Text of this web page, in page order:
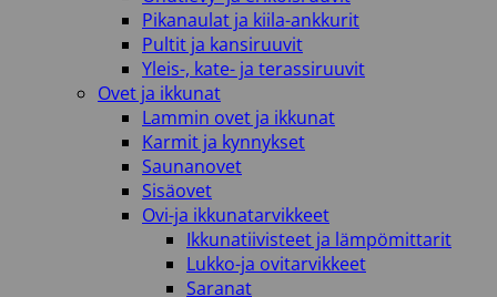
Pikanaulat ja kiila-ankkurit
Pultit ja kansiruuvit
Yleis-, kate- ja terassiruuvit
Ovet ja ikkunat
Lammin ovet ja ikkunat
Karmit ja kynnykset
Saunanovet
Sisäovet
Ovi-ja ikkunatarvikkeet
Ikkunatiivisteet ja lämpömittarit
Lukko-ja ovitarvikkeet
Saranat